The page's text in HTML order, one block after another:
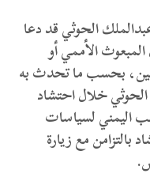
الحوثي قد دعا
الأممي أو
بحسب ما تحدث به
الحوثي خلال احتشاد
اليمني لسياسات
بالتزامن مع زيارة